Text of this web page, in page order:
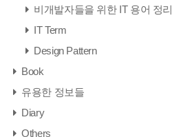
비개발자들을 위한 IT 용어 정리
IT Term
Design Pattern
Book
유용한 정보들
Diary
Others